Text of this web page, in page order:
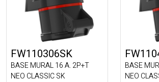
FW110306SK
BASE MURAL 16 A. 2P+T
NEO CLASSIC SK
BASE
NEO